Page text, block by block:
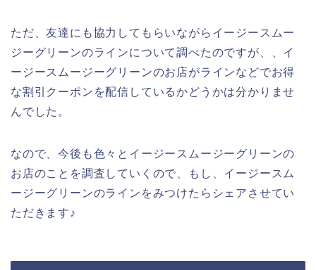
ただ、友達にも協力してもらいながらイージースムー
ジーグリーンのラインについて調べたのですが、、イ
ージースムージーグリーンのお店がラインなどでお得
な割引クーポンを配信しているかどうかは分かりませ
んでした。
なので、今後も色々とイージースムージーグリーンの
お店のことを調査していくので、もし、イージースム
ージーグリーンのラインをみつけたらシェアさせてい
ただきます♪